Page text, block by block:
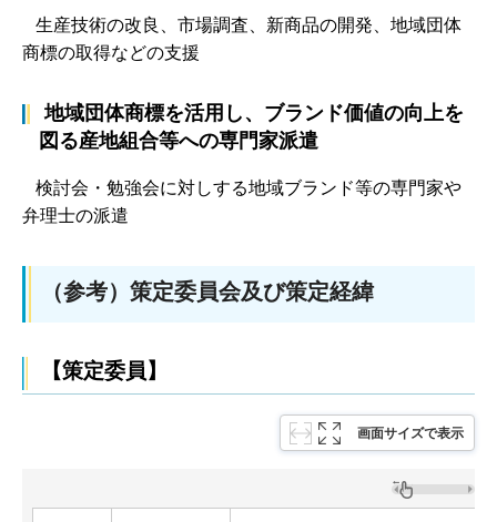
生産技術の改良、市場調査、新商品の開発、地域団体
商標の取得などの支援
地域団体商標を活用し、ブランド価値の向上を
図る産地組合等への専門家派遣
検討会・勉強会に対しする地域ブランド等の専門家や
弁理士の派遣
（参考）策定委員会及び策定経緯
【策定委員】
画面サイズで表示